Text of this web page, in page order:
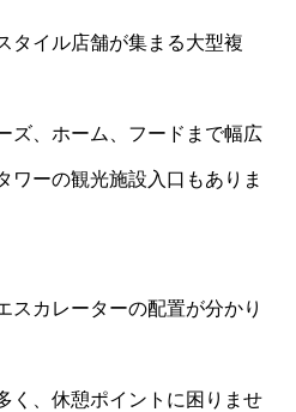
タイル店舗が集まる大型複
ズ、ホーム、フードまで幅広
ワーの観光施設入口もありま
スカレーターの配置が分かり
く、休憩ポイントに困りませ